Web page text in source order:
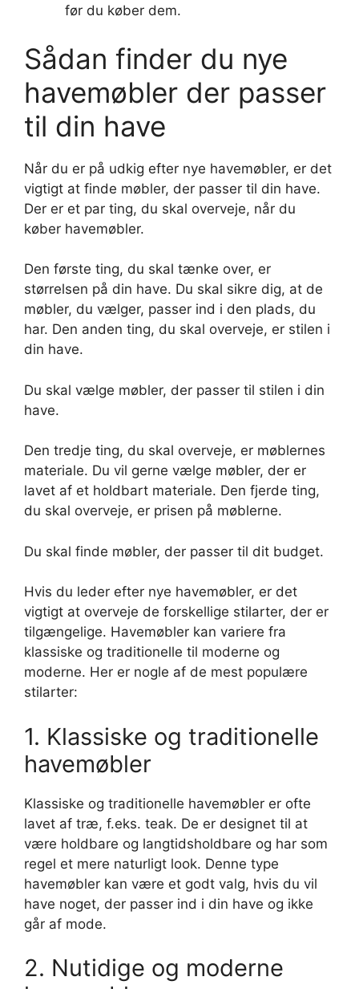
før du køber dem.
Sådan finder du nye
havemøbler der passer
til din have
Når du er på udkig efter nye havemøbler, er det
vigtigt at finde møbler, der passer til din have.
Der er et par ting, du skal overveje, når du
køber havemøbler.
Den første ting, du skal tænke over, er
størrelsen på din have. Du skal sikre dig, at de
møbler, du vælger, passer ind i den plads, du
har. Den anden ting, du skal overveje, er stilen i
din have.
Du skal vælge møbler, der passer til stilen i din
have.
Den tredje ting, du skal overveje, er møblernes
materiale. Du vil gerne vælge møbler, der er
lavet af et holdbart materiale. Den fjerde ting,
du skal overveje, er prisen på møblerne.
Du skal finde møbler, der passer til dit budget.
Hvis du leder efter nye havemøbler, er det
vigtigt at overveje de forskellige stilarter, der er
tilgængelige. Havemøbler kan variere fra
klassiske og traditionelle til moderne og
moderne. Her er nogle af de mest populære
stilarter:
1. Klassiske og traditionelle
havemøbler
Klassiske og traditionelle havemøbler er ofte
lavet af træ, f.eks. teak. De er designet til at
være holdbare og langtidsholdbare og har som
regel et mere naturligt look. Denne type
havemøbler kan være et godt valg, hvis du vil
have noget, der passer ind i din have og ikke
går af mode.
2. Nutidige og moderne